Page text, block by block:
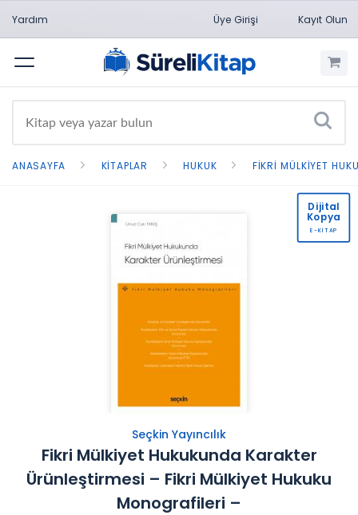
Yardım Üye Girişi Kayıt Olun
Menü
ANASAYFA KITAPLAR HUKUK FIKRI MÜLKIYET
Seçkin Yayıncılık
Fikri Mülkiyet Hukukunda Karakter
Ürünleştirmesi – Fikri Mülkiyet Hukuku
Monografileri –
Dijital
Kopya
E-KİTAP